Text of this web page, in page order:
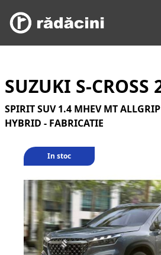
SUZUKI S-CROSS
SPIRIT SUV 1.4 MHEV MT
HYBRID - FABRICATIE
In stoc